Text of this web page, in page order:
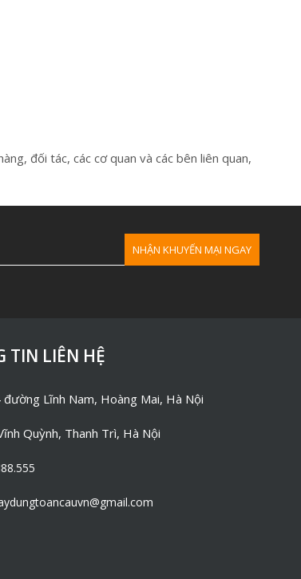
đối tác, các cơ quan và các bên liên quan,
TIN LIÊN HỆ
đường Lĩnh Nam, Hoàng Mai, Hà Nội
Quỳnh, Thanh Trì, Hà Nội